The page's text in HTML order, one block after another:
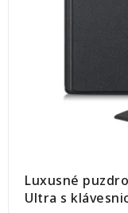
Luxusné
Ultra s